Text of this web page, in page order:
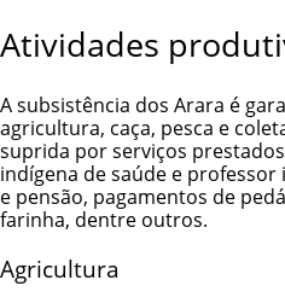
Atividades
A subsistência dos Arara é
agricultura, caça, pesca e
suprida por serviços
indígena de saúde e
e pensão, pagamentos de
farinha, dentre outros.
Agricultura